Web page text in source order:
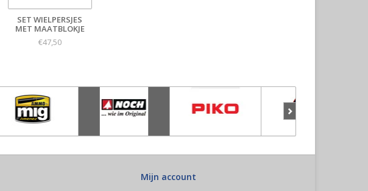
SET WIELPERSJES
MET MAATBLOKJE
€47,50
Mijn account